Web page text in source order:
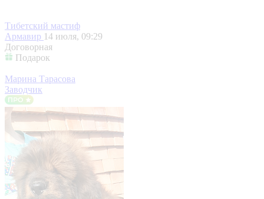
Тибетский мастиф
Армавир 14 июля, 09:29
Договорная
Подарок
Марина Тарасова
Заводчик